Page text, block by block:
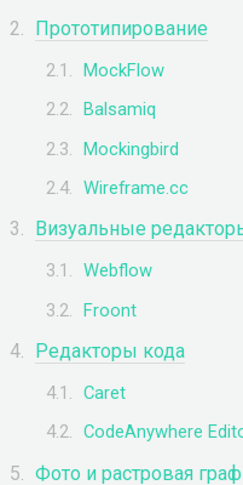
Прототипирование
MockFlow
Balsamiq
Mockingbird
Wireframe.cc
Визуальные
Webflow
Froont
Редакторы кода
Caret
CodeAnywhere
Фото и растровая